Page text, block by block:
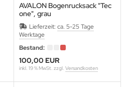
AVALON Bogenrucksack "Tec
one", grau
mit Pfeilröhre
Lieferzeit: ca. 5-25 Tage
Werktage
Bestand:
100,00 EUR
inkl. 19 % MwSt. zzgl. Versandkosten